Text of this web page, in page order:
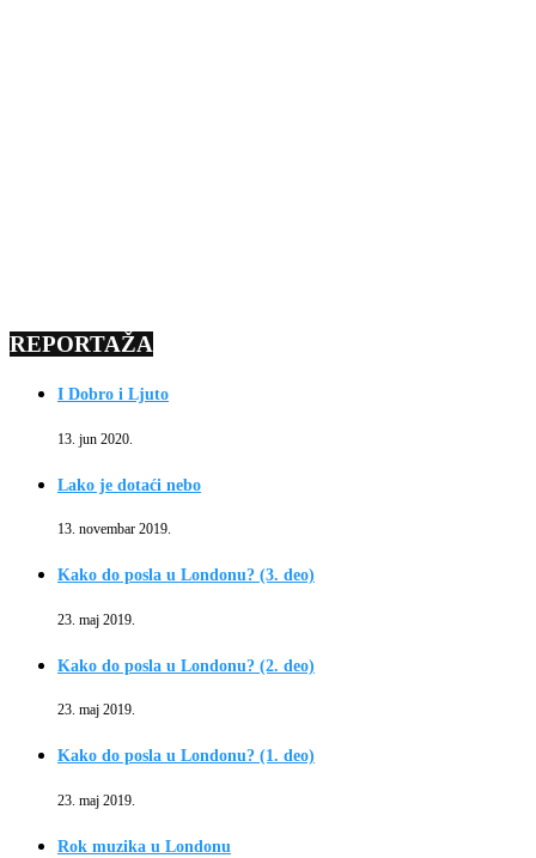
REPORTAŽA
I Dobro i Ljuto
13. jun 2020.
Lako je dotaći nebo
13. novembar 2019.
Kako do posla u Londonu? (3. deo)
23. maj 2019.
Kako do posla u Londonu? (2. deo)
23. maj 2019.
Kako do posla u Londonu? (1. deo)
23. maj 2019.
Rok muzika u Londonu